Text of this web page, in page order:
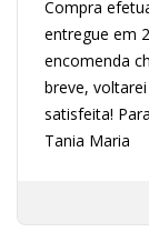
Compra
entregue em
encomenda
breve,
satisfeita!
Tania Maria